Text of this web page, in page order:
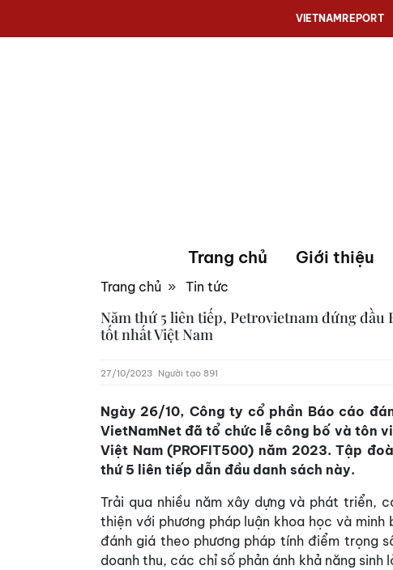
VIETNAMREPORT
Trang chủ Giới thiệu
Trang chủ » Tin tức
Năm thứ 5 liên tiếp, Petrovietnam đứng
tốt nhất Việt Nam
27/10/2023 Người tạo 891
Ngày 26/10, Công ty cổ phần Báo cáo
VietNamNet đã tổ chức lễ công bố và tôn
Việt Nam (PROFIT500) năm 2023. Tập
thứ 5 liên tiếp dẫn đầu danh sách này.
Trải qua nhiều năm xây dựng và phát triển,
thiện với phương pháp luận khoa học và
đánh giá theo phương pháp tính điểm trọng
doanh thu, các chỉ số phản ánh khả năng